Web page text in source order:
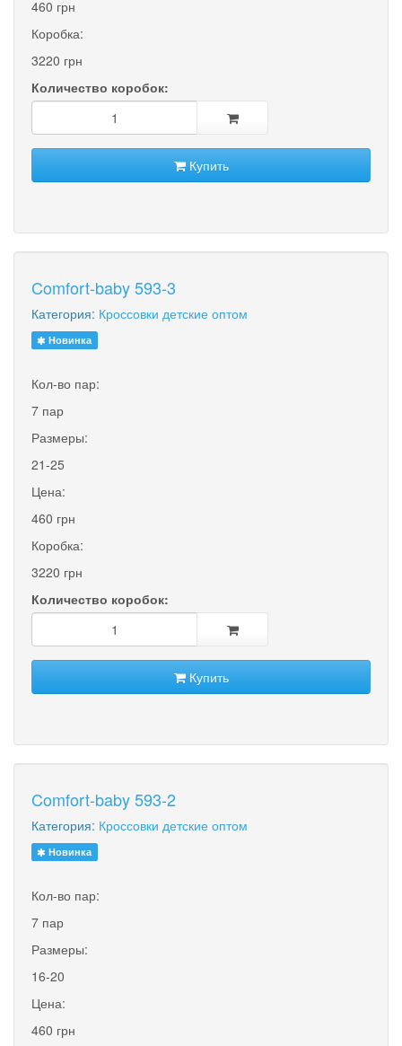
460 грн
Коробка:
3220 грн
Количество коробок:
Купить
Comfort-baby 593-3
Категория: Кроссовки детские оптом
Новинка
Кол-во пар:
7 пар
Размеры:
21-25
Цена:
460 грн
Коробка:
3220 грн
Количество коробок:
Купить
Comfort-baby 593-2
Категория: Кроссовки детские оптом
Новинка
Кол-во пар:
7 пар
Размеры:
16-20
Цена:
460 грн